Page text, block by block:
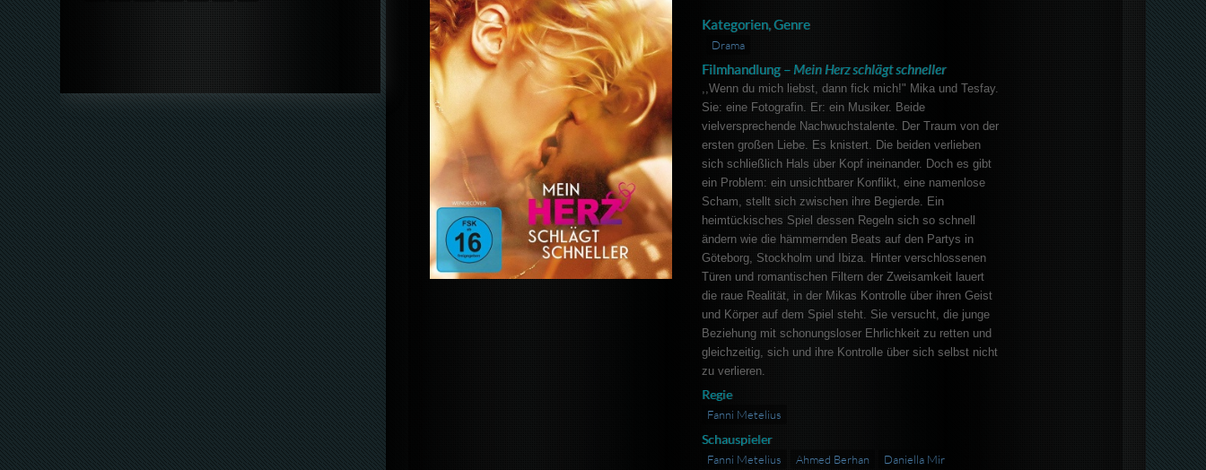
Kategorien, Genre
Drama
Filmhandlung – Mein Herz schlägt schneller
,,Wenn du mich liebst, dann fick mich!" Mika und Tesfay.
Sie: eine Fotografin. Er: ein Musiker. Beide
vielversprechende Nachwuchstalente. Der Traum von der
ersten großen Liebe. Es knistert. Die beiden verlieben
sich schließlich Hals über Kopf ineinander. Doch es gibt
ein Problem: ein unsichtbarer Konflikt, eine namenlose
Scham, stellt sich zwischen ihre Begierde. Ein
heimtückisches Spiel dessen Regeln sich so schnell
ändern wie die hämmernden Beats auf den Partys in
Göteborg, Stockholm und Ibiza. Hinter verschlossenen
Türen und romantischen Filtern der Zweisamkeit lauert
die raue Realität, in der Mikas Kontrolle über ihren Geist
und Körper auf dem Spiel steht. Sie versucht, die junge
Beziehung mit schonungsloser Ehrlichkeit zu retten und
gleichzeitig, sich und ihre Kontrolle über sich selbst nicht
zu verlieren.
Regie
Fanni Metelius
Schauspieler
Fanni Metelius Ahmed Berhan Daniella Mir